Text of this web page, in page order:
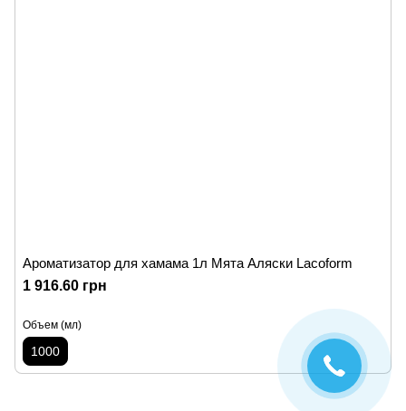
Ароматизатор для хамама 1л Мята Аляски Lacoform
1 916.60 грн
Объем (мл)
1000